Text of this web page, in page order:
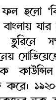
হলো
যার